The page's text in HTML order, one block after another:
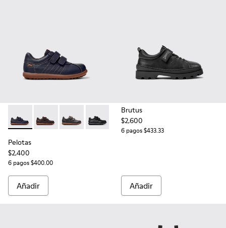
Pelotas - 80353-043 - Zapatos azules de piel y tejido para
Pelotas - 80353-044 - Zapatos marrones de piel y
Pelotas - 80353-042
Pelotas - 80353-009 - Zapatos
Pelotas
$2,400
6 pagos $400.00
Añadir
Brutus
$2,600
6 pagos $433.33
Añadir